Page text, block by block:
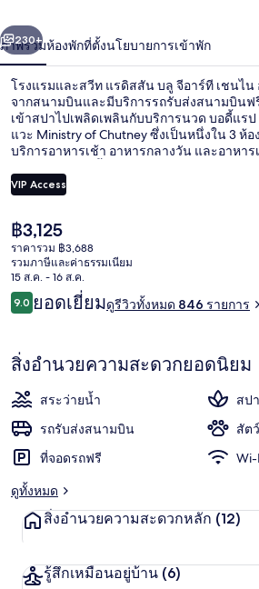
สสัน
บลู
อาร์
ที
เชน
ไน
า
ถัดไป
230+
ภาพรวมห้องพักที่ตั้งนโยบายการเข้าพัก
โรงแรมและสวีท แรดิสสัน บลู จีอาร์ที เชนไน
จากสนามบินและมีบริการรถรับส่งสนามบินฟ
เข้าสปาไปเพลิดเพลินกับบริการนวด บอดี้แรป
แวะ Ministry of Chutney ซึ่งเป็นหนึ่งใน 3 ห้
บริการอาหารเช้า อาหารกลางวัน และอาหา
หรูแห่งนี้ นักเดินทางคนอื่นๆ ประทับใจพนักงาน
VIP Access
ราคา
ปัจจุบัน
฿3,125
฿3,125
ราคารวม ฿3,688
รวมภาษีและค่าธรรมเนียม
15 ส.ค. - 16 ส.ค.
รีวิว
9.09.0 จาก 10
ยอดเยี่ยมดูรีวิวทั้งหมด 846 รายการ
สิ่งอำนวยความสะดวกยอดนิยม
สระว่ายน้ำ
สปา
รถรับส่งสนามบิน
สัต
ที่จอดรถฟรี
Wi-
ดูทั้งหมด
สิ่งอำนวยความสะดวกหลัก (12)
รู้สึกเหมือนอยู่บ้าน (6)